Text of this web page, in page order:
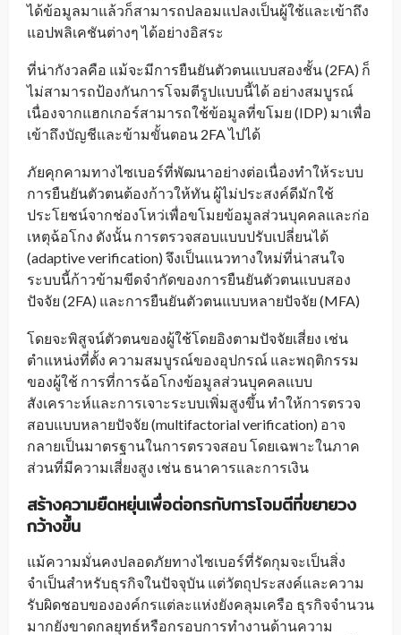
ได้ข้อมูลมาแล้วก็สามารถปลอมแปลงเป็นผู้ใช้และเข้าถึง
แอปพลิเคชันต่างๆ ได้อย่างอิสระ
ที่น่ากังวลคือ แม้จะมีการยืนยันตัวตนแบบสองชั้น (2FA) ก็
ไม่สามารถป้องกันการโจมตีรูปแบบนี้ได้ อย่างสมบูรณ์
เนื่องจากแฮกเกอร์สามารถใช้ข้อมูลที่ขโมย (IDP) มาเพื่อ
เข้าถึงบัญชีและข้ามขั้นตอน 2FA ไปได้
ภัยคุกคามทางไซเบอร์ที่พัฒนาอย่างต่อเนื่องทำให้ระบบ
การยืนยันตัวตนต้องก้าวให้ทัน ผู้ไม่ประสงค์ดีมักใช้
ประโยชน์จากช่องโหว่เพื่อขโมยข้อมูลส่วนบุคคลและก่อ
เหตุฉ้อโกง ดังนั้น การตรวจสอบแบบปรับเปลี่ยนได้
(adaptive verification) จึงเป็นแนวทางใหม่ที่น่าสนใจ
ระบบนี้ก้าวข้ามขีดจำกัดของการยืนยันตัวตนแบบสอง
ปัจจัย (2FA) และการยืนยันตัวตนแบบหลายปัจจัย (MFA)
โดยจะพิสูจน์ตัวตนของผู้ใช้โดยอิงตามปัจจัยเสี่ยง เช่น
ตำแหน่งที่ตั้ง ความสมบูรณ์ของอุปกรณ์ และพฤติกรรม
ของผู้ใช้ การที่การฉ้อโกงข้อมูลส่วนบุคคลแบบ
สังเคราะห์และการเจาะระบบเพิ่มสูงขึ้น ทำให้การตรวจ
สอบแบบหลายปัจจัย (multifactorial verification) อาจ
กลายเป็นมาตรฐานในการตรวจสอบ โดยเฉพาะในภาค
ส่วนที่มีความเสี่ยงสูง เช่น ธนาคารและการเงิน
สร้างความยืดหยุ่นเพื่อต่อกรกับการโจมตีที่ขยายวง
กว้างขึ้น
แม้ความมั่นคงปลอดภัยทางไซเบอร์ที่รัดกุมจะเป็นสิ่ง
จำเป็นสำหรับธุรกิจในปัจจุบัน แต่วัตถุประสงค์และความ
รับผิดชอบขององค์กรแต่ละแห่งยังคลุมเครือ ธุรกิจจำนวน
มากยังขาดกลยุทธ์หรือกรอบการทำงานด้านความ